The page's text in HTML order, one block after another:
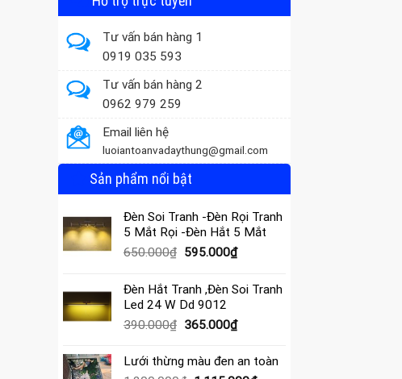
Tư vấn bán hàng 1
0919 035 593
Tư vấn bán hàng 2
0962 979 259
Email liên hệ
luoiantoanvadaythung@gmail.com
Sản phẩm nổi bật
Đèn Soi Tranh -Đèn Rọi Tranh
5 Mắt Rọi -Đèn Hắt 5 Mắt
650.000₫ Giá
là:
650.000₫.
595.000₫Giá
tại
595.000₫.
Đèn Hắt Tranh ,Đèn Soi Tranh
Led 24 W Dd 9012
390.000₫ Giá
là:
390.000₫.
365.000₫Giá
tại
là:
Lưới thừng màu đen an toàn